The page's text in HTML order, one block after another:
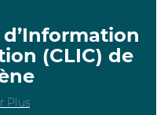
(CLIC) de
Plus